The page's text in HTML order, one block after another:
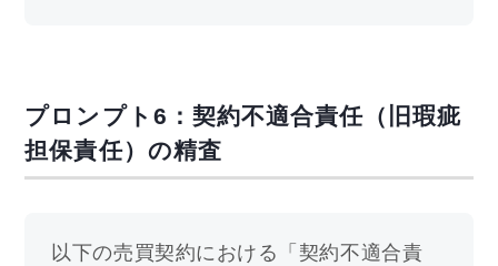
プロンプト6：契約不適合責任（旧瑕疵
担保責任）の精査
以下の売買契約における「契約不適合責